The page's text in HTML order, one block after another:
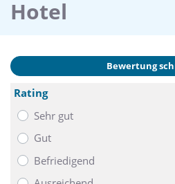
Hotel
Bewertung
Rating
Sehr gut
Gut
Befriedigend